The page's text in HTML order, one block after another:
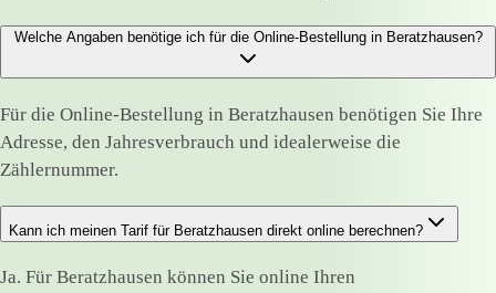
Welche Angaben benötige ich für die Online-Bestellung in Beratzhausen?
Für die Online-Bestellung in Beratzhausen benötigen Sie Ihre
Adresse, den Jahresverbrauch und idealerweise die
Zählernummer.
Kann ich meinen Tarif für Beratzhausen direkt online berechnen?
Ja. Für Beratzhausen können Sie online Ihren